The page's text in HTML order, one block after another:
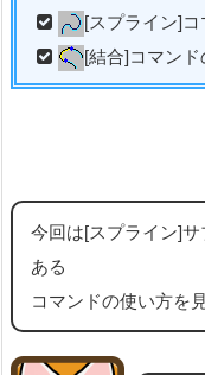
[スプライン]
[結合]コマン
今回は[スプライン]
ある
コマンドの使い方を